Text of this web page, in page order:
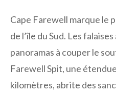
Cape Farewell marque le
de l’île du Sud. Les
panoramas à couper le
Farewell Spit, une
kilomètres, abrite des